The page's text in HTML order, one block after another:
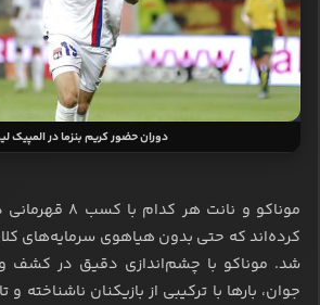
دوران حضور کریم بنزما در المپیک
کرده‌اند که حتی بدون هیاهوی سرمایه‌های
شد. موناکو با چشم‌اندازی دقیق در کشف
جوان، بارها با ترکیبی از بازیکنان ناشناخته